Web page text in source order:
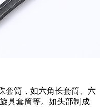
套筒，如六角长套筒、六
具套筒等。如头部制成